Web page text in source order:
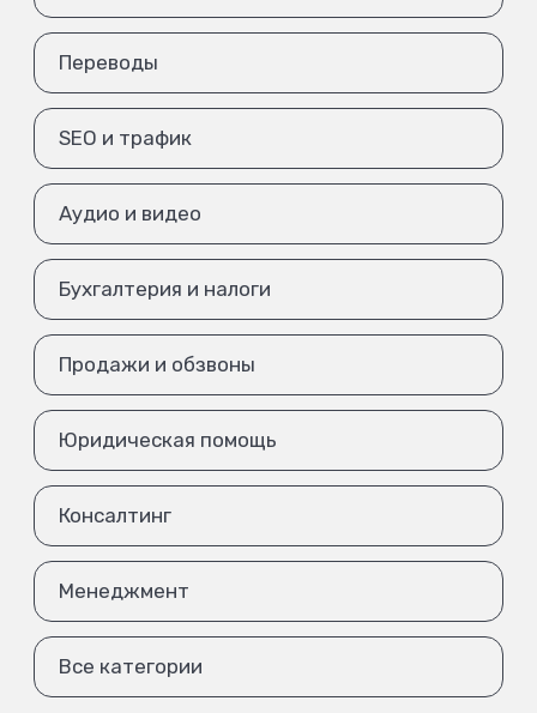
Переводы
SEO и трафик
Аудио и видео
Бухгалтерия и налоги
Продажи и обзвоны
Юридическая помощь
Консалтинг
Менеджмент
Все категории